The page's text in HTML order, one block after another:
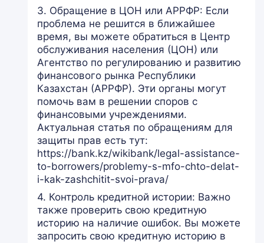
3. Обращение в ЦОН или АРРФР: Если
проблема не решится в ближайшее
время, вы можете обратиться в Центр
обслуживания населения (ЦОН) или
Агентство по регулированию и развитию
финансового рынка Республики
Казахстан (АРРФР). Эти органы могут
помочь вам в решении споров с
финансовыми учреждениями.
Актуальная статья по обращениям для
защиты прав есть тут:
https://bank.kz/wikibank/legal-assistance-
to-borrowers/problemy-s-mfo-chto-delat-
i-kak-zashchitit-svoi-prava/
4. Контроль кредитной истории: Важно
также проверить свою кредитную
историю на наличие ошибок. Вы можете
запросить свою кредитную историю в